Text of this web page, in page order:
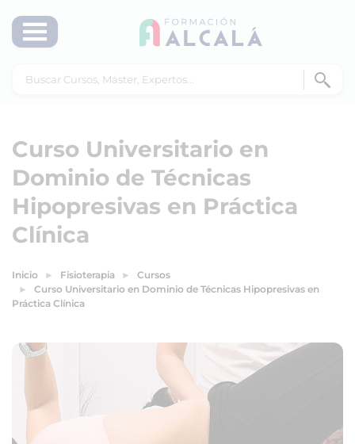
Curso Universitario en
Dominio de Técnicas
Hipopresivas en Práctica
Clínica
Inicio Fisioterapia
Cursos
Curso Universitario en Dominio de Técnicas Hipopresivas en
Práctica Clínica